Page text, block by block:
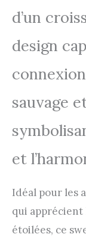
d’un
design
sauvage
et
Idéal pour les
qui apprécient
étoilées, ce